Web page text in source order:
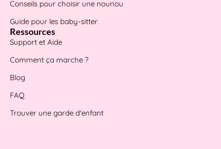
Conseils pour choisir une nounou
Guide pour les baby-sitter
Ressources
Support et Aide
Comment ça marche ?
Blog
FAQ
Trouver une garde d'enfant